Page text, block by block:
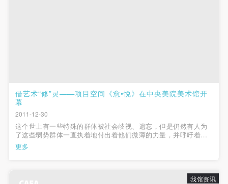
借艺术“修”灵——项目空间《愈•悦》在中央美院美术馆开
幕
2011-12-30
这个世上有一些特殊的群体被社会歧视、遗忘，但是仍然有人为
了这些弱势群体一直执着地付出着他们微薄的力量，并呼吁着更
多的人加入到他们中来；“慈善”这个词在近几年来已经成为了热门
词汇，艺人、名流、官员等等都以慈善的名义，用他们的方式关
更多
我馆资讯